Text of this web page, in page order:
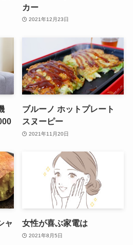
カー
2021年12月23日
ブルーノ ホットプレート
スヌーピー
2021年11月20日
ャ 女性が喜ぶ家電は
2021年8月5日